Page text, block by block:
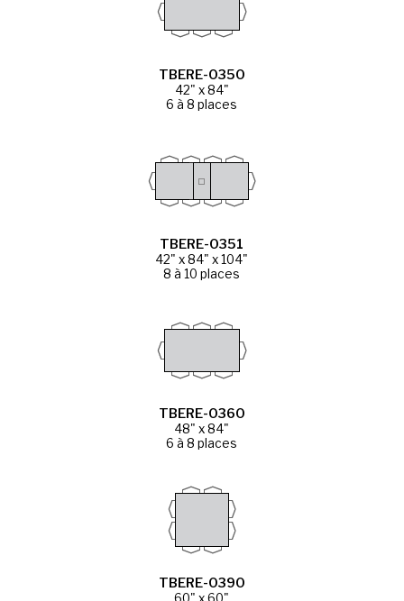
TBERE-0350
42" x 84"
6 à 8 places
TBERE-0351
42" x 84" x 104"
8 à 10 places
TBERE-0360
48" x 84"
6 à 8 places
TBERE-0390